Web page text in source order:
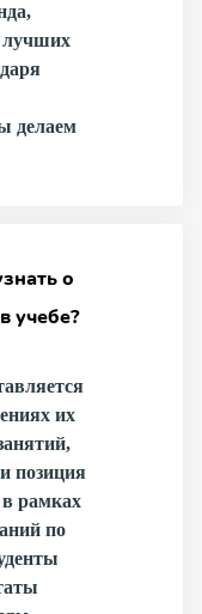
лучших
делаем
о
учебе?
их
позиция
рамках
по